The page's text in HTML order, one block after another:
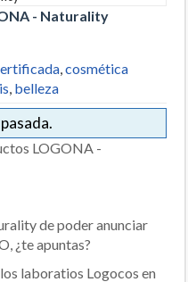
- Naturality
,cosmética
, belleza
de poder anunciar
¿te apuntas?
laboratios Logocos en